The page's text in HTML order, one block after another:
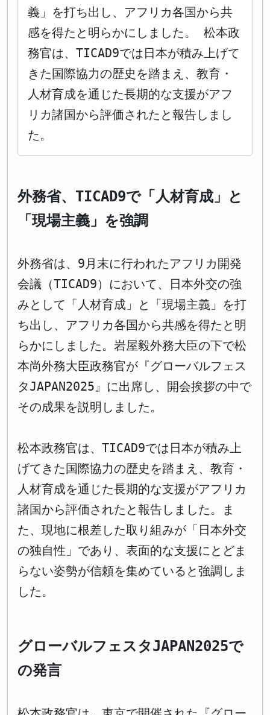
義」を打ち出し、アフリカ各国から共
感を得たと明らかにしました。 松本政
務官は、TICAD9では日本が積み上げて
きた国際協力の歴史を踏まえ、教育・
人材育成を通じた長期的な支援がアフ
リカ諸国から評価されたと報告しまし
た。
外務省、TICAD9で「人材育成」と
「現場主義」を強調
外務省は、9月末に行われたアフリカ開発
会議（TICAD9）において、日本外交の強
みとして「人材育成」と「現場主義」を打
ち出し、アフリカ各国から共感を得たと明
らかにしました。岩屋毅外務大臣の下で松
本尚外務大臣政務官が『グローバルフェス
タJAPAN2025』に出席し、開会挨拶の中で
その成果を説明しました。
松本政務官は、TICAD9では日本が積み上
げてきた国際協力の歴史を踏まえ、教育・
人材育成を通じた長期的な支援がアフリカ
諸国から評価されたと報告しました。ま
た、現地に根差した取り組みが「日本外交
の独自性」であり、表面的な支援にとどま
らない姿勢が信頼を集めていると強調しま
した。
グローバルフェスタJAPAN2025で
の発言